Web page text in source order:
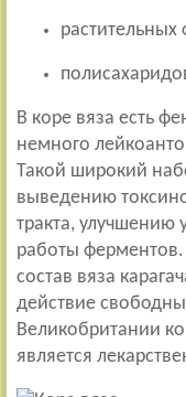
В коре вяза есть
немного
Такой широкий
выведению
тракта, улучшению
работы
состав вяза
действие
Великобритании
является